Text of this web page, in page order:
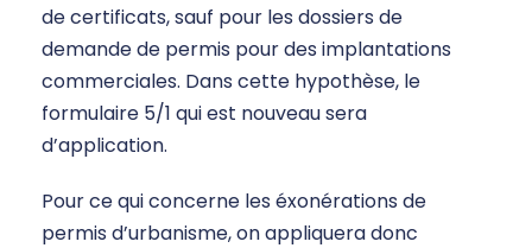
de certificats, sauf pour les dossiers de
demande de permis pour des implantations
commerciales. Dans cette hypothèse, le
formulaire 5/1 qui est nouveau sera
d’application.
Pour ce qui concerne les éxonérations de
permis d’urbanisme, on appliquera donc